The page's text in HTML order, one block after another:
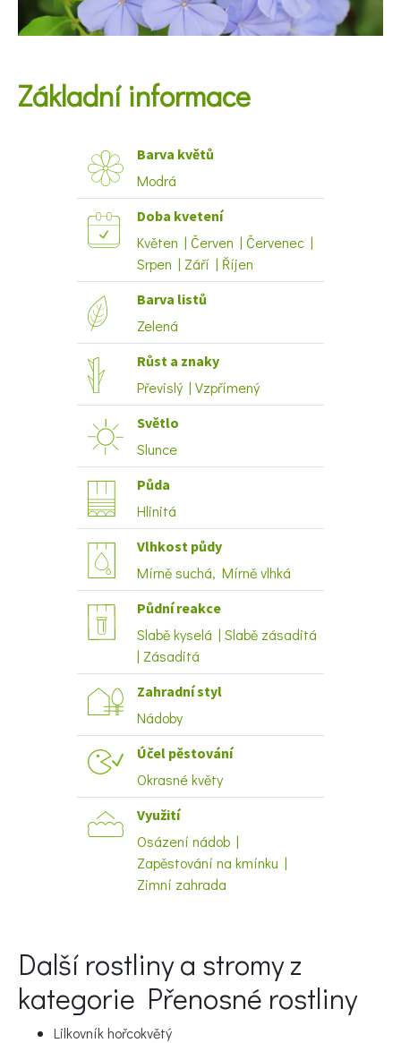
KVÍZY A TESTY
Naše krásná zahrada
Základní informace
Barva květů
Modrá
Doba kvetení
Květen | Červen | Červenec |
Srpen | Září | Říjen
Barva listů
Zelená
Růst a znaky
Převislý | Vzpřímený
Světlo
Slunce
Půda
Hlinitá
Vlhkost půdy
Mírně suchá, Mírně vlhká
Půdní reakce
Slabě kyselá | Slabě zásaditá
| Zásaditá
Zahradní styl
Nádoby
Účel pěstování
Okrasné květy
Využití
Osázení nádob |
Zapěstování na kmínku |
Zimní zahrada
Další rostliny a stromy z
kategorie Přenosné rostliny
Lilkovník hořcokvětý